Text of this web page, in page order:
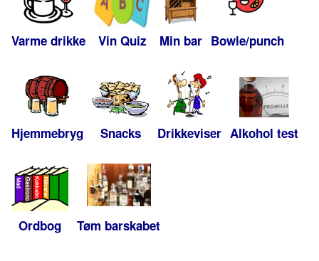
Varme drikke Vin Quiz Min bar Bowle/punch
Hjemmebryg Snacks Drikkeviser Alkohol test
Ordbog Tøm barskabet